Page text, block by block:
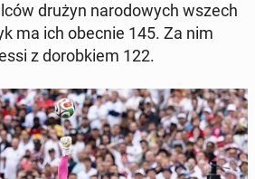
drużyn na­ro­do­wych wszech
ma ich obecnie 145. Za nim
z do­rob­kiem 122.